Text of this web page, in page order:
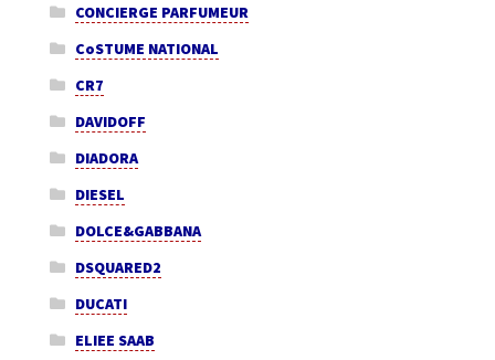
CONCIERGE PARFUMEUR
CoSTUME NATIONAL
CR7
DAVIDOFF
DIADORA
DIESEL
DOLCE&GABBANA
DSQUARED2
DUCATI
ELIEE SAAB